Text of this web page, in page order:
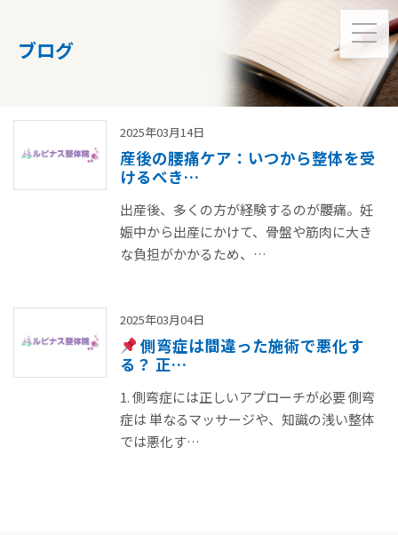
ブログ
2025年03月14日
産後の腰痛ケア：いつから整体を受
けるべき…
出産後、多くの方が経験するのが腰痛。妊
娠中から出産にかけて、骨盤や筋肉に大き
な負担がかかるため、…
2025年03月04日
側弯症は間違った施術で悪化す
る？ 正…
1. 側弯症には正しいアプローチが必要 側弯
症は 単なるマッサージや、知識の浅い整体
では悪化す…